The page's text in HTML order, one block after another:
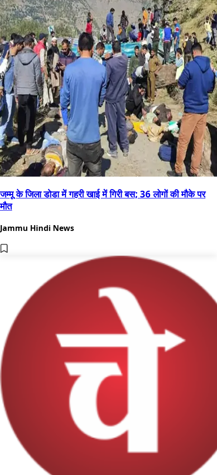
जम्मू के जिला डोडा में गहरी खाई में गिरी बस; 36 लोगों की मौके पर
मौत
Jammu Hindi News